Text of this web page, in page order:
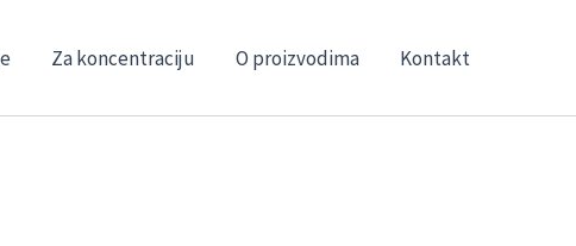
Za koncentraciju O proizvodima Kontakt